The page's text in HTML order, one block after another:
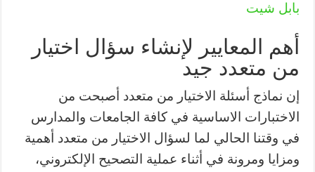
بابل شيت
أهم المعايير لإنشاء سؤال اختيار
من متعدد جيد
إن نماذج أسئلة الاختيار من متعدد أصبحت من
الاختبارات الاساسية في كافة الجامعات والمدارس
في وقتنا الحالي لما لسؤال الاختيار من متعدد أهمية
ومزايا ومرونة في أثناء عملية التصحيح الإلكتروني،